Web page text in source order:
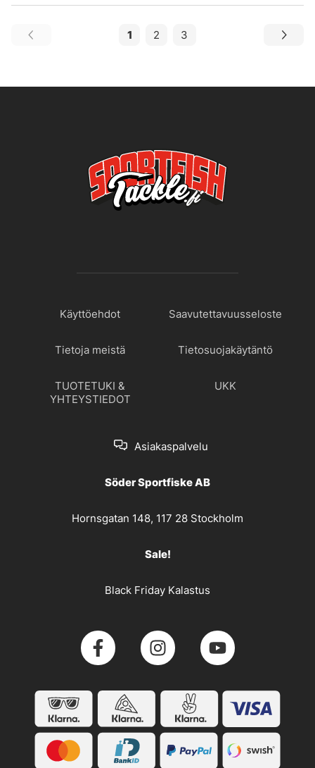
1 2 3
Käyttöehdot Saavutettavuusseloste
Tietoja meistä Tietosuojakäytäntö
TUOTETUKI &
YHTEYSTIEDOT
UKK
Asiakaspalvelu
Söder Sportfiske AB
Hornsgatan 148, 117 28 Stockholm
Sale!
Black Friday Kalastus